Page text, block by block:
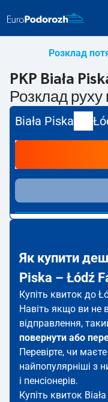
Розклад
PKP Biała
Розклад руху
Biała Piska
Як купити
Piska – Łódź
Купіть квиток до
Навіть якщо ви не
відправлення,
повернути або
Перевірте, чи
найпопулярніші з
і пенсіонерів.
Купіть квиток